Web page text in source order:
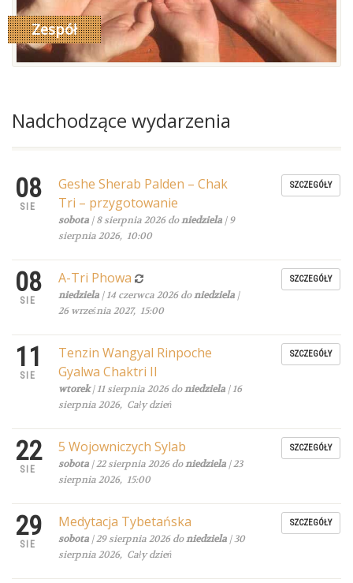
Zespół
read more
Nadchodzące wydarzenia
08
SIE
Geshe Sherab Palden – Chak
Tri – przygotowanie
sobota| 8 sierpnia 2026 doniedziela| 9
sierpnia 2026, 10:00
SZCZEGÓŁY
08
SIE
A-Tri Phowa
niedziela| 14 czerwca 2026 doniedziela|
26 września 2027, 15:00
SZCZEGÓŁY
11
SIE
Tenzin Wangyal Rinpoche
Gyalwa Chaktri II
wtorek| 11 sierpnia 2026 doniedziela| 16
sierpnia 2026, Cały dzień
SZCZEGÓŁY
22
SIE
5 Wojowniczych Sylab
sobota| 22 sierpnia 2026 doniedziela| 23
sierpnia 2026, 15:00
SZCZEGÓŁY
29
SIE
Medytacja Tybetańska
sobota| 29 sierpnia 2026 doniedziela| 30
sierpnia 2026, Cały dzień
SZCZEGÓŁY